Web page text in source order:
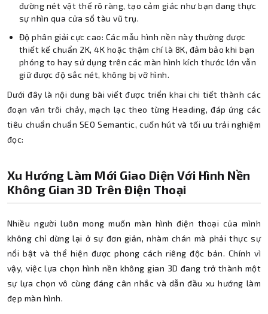
đường nét vật thể rõ ràng, tạo cảm giác như bạn đang thực
sự nhìn qua cửa sổ tàu vũ trụ.
Độ phân giải cực cao: Các mẫu hình nền này thường được
thiết kế chuẩn 2K, 4K hoặc thậm chí là 8K, đảm bảo khi bạn
phóng to hay sử dụng trên các màn hình kích thước lớn vẫn
giữ được độ sắc nét, không bị vỡ hình.
Dưới đây là nội dung bài viết được triển khai chi tiết thành các
đoạn văn trôi chảy, mạch lạc theo từng Heading, đáp ứng các
tiêu chuẩn chuẩn SEO Semantic, cuốn hút và tối ưu trải nghiệm
đọc:
Xu Hướng Làm Mới Giao Diện Với Hình Nền
Không Gian 3D Trên Điện Thoại
Nhiều người luôn mong muốn màn hình điện thoại của mình
không chỉ dừng lại ở sự đơn giản, nhàm chán mà phải thực sự
nổi bật và thể hiện được phong cách riêng độc bản. Chính vì
vậy, việc lựa chọn hình nền không gian 3D đang trở thành một
sự lựa chọn vô cùng đáng cân nhắc và dẫn đầu xu hướng làm
đẹp màn hình.